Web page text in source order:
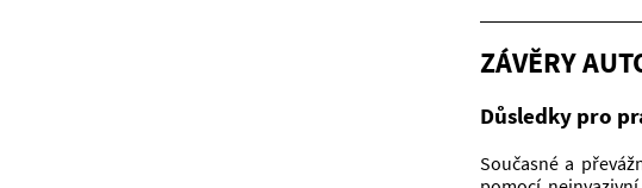
ZÁVĚRY
Důsledky pro
Současné a